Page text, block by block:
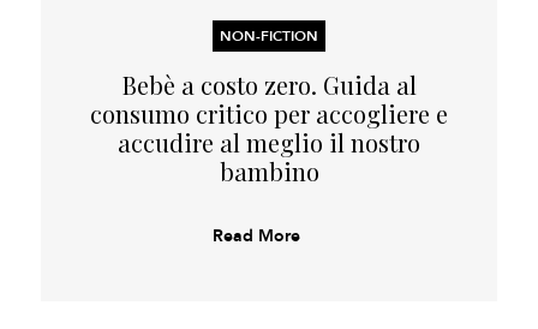
NON-FICTION
Bebè a costo zero. Guida al
consumo critico per accogliere e
accudire al meglio il nostro
bambino
Read More